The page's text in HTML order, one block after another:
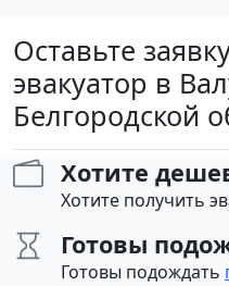
Оставьте
эвакуатор в
Белгородской
Хотите
Хотите получить
Готовы
Готовы подождать